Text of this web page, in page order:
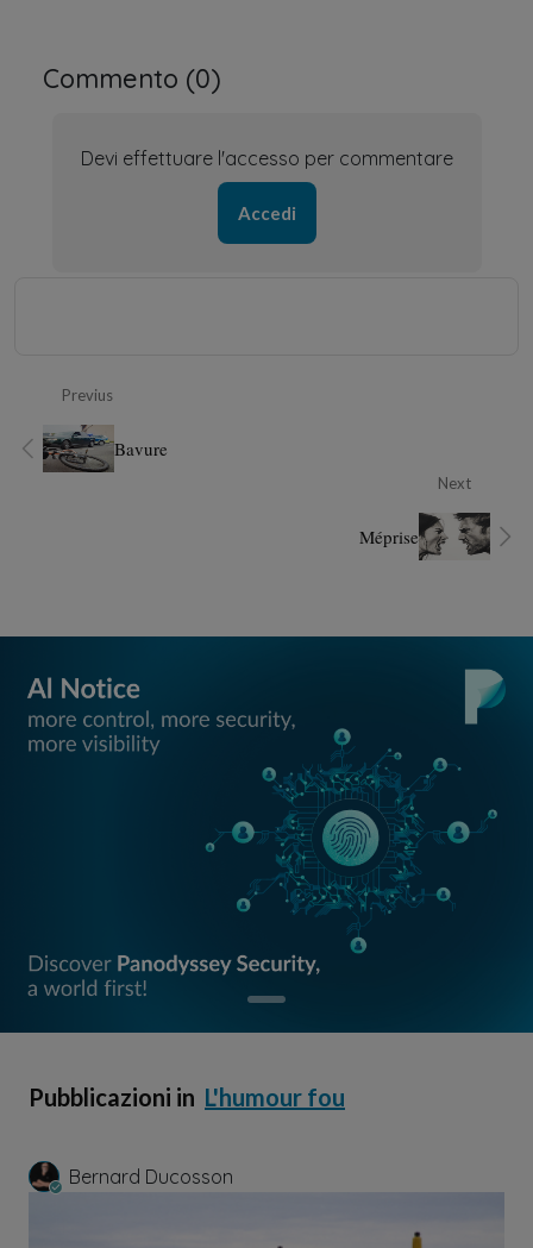
Commento (0)
Devi effettuare l'accesso per commentare
Accedi
Previus
Bavure
Next
Méprise
Pubblicazioni in L'humour fou
Bernard Ducosson